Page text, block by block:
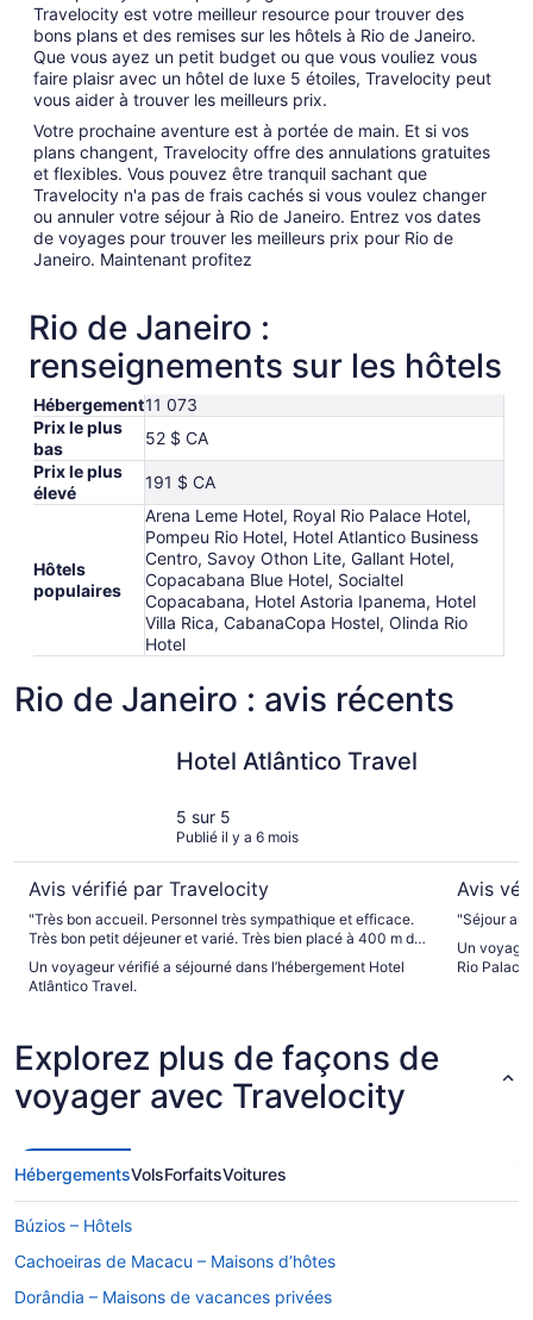
Travelocity est votre meilleur resource pour trouver des
bons plans et des remises sur les hôtels à Rio de Janeiro.
Que vous ayez un petit budget ou que vous vouliez vous
faire plaisr avec un hôtel de luxe 5 étoiles, Travelocity peut
vous aider à trouver les meilleurs prix.
Votre prochaine aventure est à portée de main. Et si vos
plans changent, Travelocity offre des annulations gratuites
et flexibles. Vous pouvez être tranquil sachant que
Travelocity n'a pas de frais cachés si vous voulez changer
ou annuler votre séjour à Rio de Janeiro. Entrez vos dates
de voyages pour trouver les meilleurs prix pour Rio de
Janeiro. Maintenant profitez
Rio de Janeiro :
renseignements sur les hôtels
Hébergement11 073
Prix le plus
bas
52 $ CA
Prix le plus
élevé
191 $ CA
Hôtels
populaires
Arena Leme Hotel, Royal Rio Palace Hotel,
Pompeu Rio Hotel, Hotel Atlantico Business
Centro, Savoy Othon Lite, Gallant Hotel,
Copacabana Blue Hotel, Socialtel
Copacabana, Hotel Astoria Ipanema, Hotel
Villa Rica, CabanaCopa Hostel, Olinda Rio
Hotel
Rio de Janeiro : avis récents
Hotel Atlântico Travel
5 sur 5
Publié il y a 6 mois
Avis vérifié par Travelocity
"Très bon accueil. Personnel très sympathique et efficace.
Très bon petit déjeuner et varié. Très bien placé à 400 m de
la Plage de Copacabana. Quartier calme avec commerces
et restaurants. "
Un voyageur vérifié a séjourné dans l’hébergement Hotel
Atlântico Travel.
Avis
Un
Rio Palace
Explorez plus de façons de
voyager avec Travelocity
HébergementsVolsForfaitsVoitures
Búzios – Hôtels
Cachoeiras de Macacu – Maisons d’hôtes
Dorândia – Maisons de vacances privées